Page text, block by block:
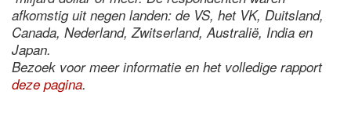
afkomstig uit negen landen: de VS, het VK, Duitsland,
Canada, Nederland, Zwitserland, Australië, India en
Japan.
Bezoek voor meer informatie en het volledige rapport
deze pagina.